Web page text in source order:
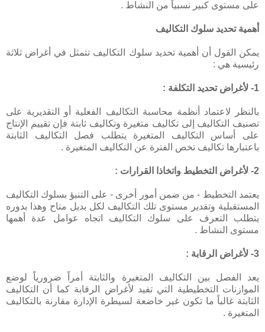
على مستوى كبير نسبياً من النشاط .
أهمية تحديد سلوك التكاليف
يمكن القول أن أهمية تحديد سلوك التكاليف تتمثل في أغراض ثلاثة
رئيسية هي :
1- لأغراض تحديد التكلفة :
بالنظر لاعتماد أنظمة محاسبة التكاليف الفعلية أو التقديرية على
تصنيف التكاليف إلى تكاليف متغيرة وتكاليف ثابتة فإن تقييم الإنتاج
على أساس التكاليف المتغيرة يتطلب فصل التكاليف الثابتة
باعتبارها تكاليف تخص الفترة عن التكاليف المتغيرة .
2- لأغراض التخطيط واتخاذا القرارات :
يعتمد التخطيط - من ضمن أمور أخرى - على التنبؤ بسلوك التكاليف
المستقبلية وتقدير مستوى تلك التكاليف لكل بديل متاح وهذا بدوره
يتطلب التعرف على سلوك التكاليف اتجاه عوامل عدة أهمها
مستوى النشاط .
3- لأغراض الرقابة :
يعد الفصل بين التكاليف المتغيرة والثابتة أمراً ضرورياً لوضع
الموازنات التخطيطية التي تفيد لأغراض الرقابة كما أن التكاليف
الثابتة غالباً ما تكون غير خاضعة لسيطرة الإدارة مقارنة بالتكاليف
المتغيرة .